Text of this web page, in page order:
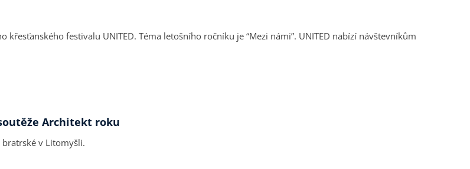
festivalu UNITED. Téma letošního ročníku je “Mezi námi”. UNITED nabízí návštevníkům
Architekt roku
v Litomyšli.